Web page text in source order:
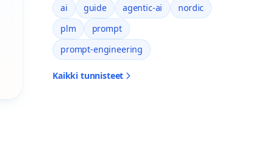
ai guide agentic-ai
nordic
plm
prompt
prompt-engineering
Kaikki tunnisteet